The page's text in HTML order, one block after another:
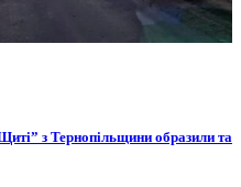
з Тернопільщини образили та